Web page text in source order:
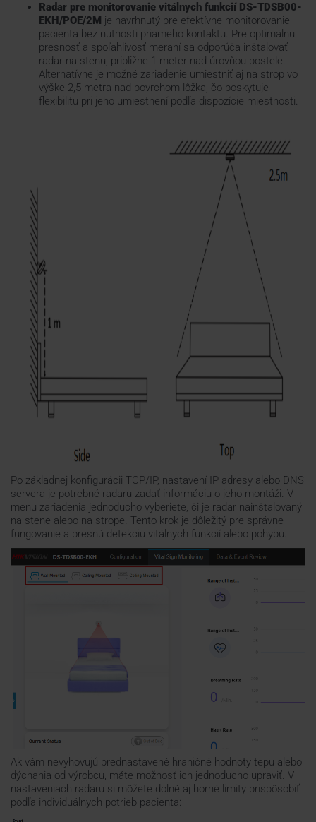
Radar pre monitorovanie vitálnych funkcií DS-TDSB00-
EKH/POE/2M je navrhnutý pre efektívne monitorovanie
pacienta bez nutnosti priameho kontaktu. Pre optimálnu
presnosť a spoľahlivosť meraní sa odporúča inštalovať
radar na stenu, približne 1 meter nad úrovňou postele.
Alternatívne je možné zariadenie umiestniť aj na strop vo
výške 2,5 metra nad povrchom lôžka, čo poskytuje
flexibilitu pri jeho umiestnení podľa dispozície miestnosti.
Po základnej konfigurácii TCP/IP, nastavení IP adresy alebo DNS
servera je potrebné radaru zadať informáciu o jeho montáži. V
menu zariadenia jednoducho vyberiete, či je radar nainštalovaný
na stene alebo na strope. Tento krok je dôležitý pre správne
fungovanie a presnú detekciu vitálnych funkcií alebo pohybu.
Ak vám nevyhovujú prednastavené hraničné hodnoty tepu alebo
dýchania od výrobcu, máte možnosť ich jednoducho upraviť. V
nastaveniach radaru si môžete dolné aj horné limity prispôsobiť
podľa individuálnych potrieb pacienta: